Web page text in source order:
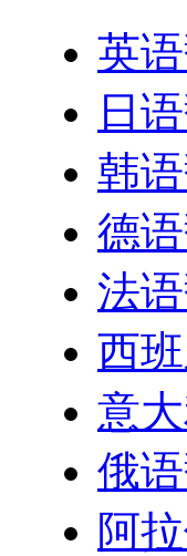
英
日
韩
德
法
西
意
俄
阿